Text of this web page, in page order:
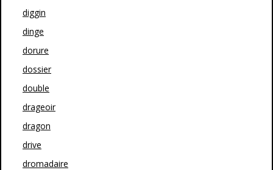
diggin
dinge
dorure
dossier
double
drageoir
dragon
drive
dromadaire